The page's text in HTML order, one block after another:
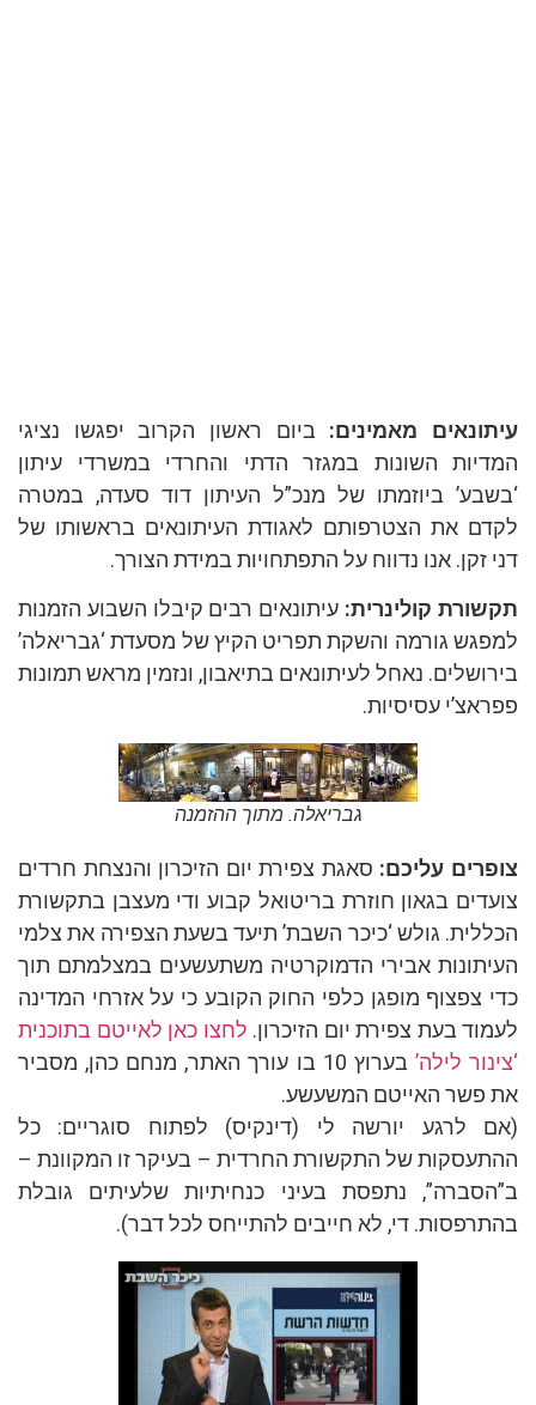
מאמינים:ביום ראשון הקרוב יפגשו נציגי
השונות במגזר הדתי והחרדי במשרדי עיתון
ביוזמתו של מנכ”ל העיתון דוד סעדה, במטרה
את הצטרפותם לאגודת העיתונאים בראשותו של
זקן. אנו נדווח על התפתחויות במידת הצורך.
קולינרית:עיתונאים רבים קיבלו השבוע הזמנות
גורמה והשקת תפריט הקיץ של מסעדת ‘גבריאלה’
נאחל לעיתונאים בתיאבון, ונזמין מראש תמונות
עסיסיות.
גבריאלה. מתוך ההזמנה
עליכם:סאגת צפירת יום הזיכרון והנצחת חרדים
בגאון חוזרת בריטואל קבוע ודי מעצבן בתקשורת
גולש ‘כיכר השבת’ תיעד בשעת הצפירה את צלמי
אבירי הדמוקרטיה משתעשעים במצלמתם תוך
צפצוף מופגן כלפי החוק הקובע כי על אזרחי המדינה
בעת צפירת יום הזיכרון.לחצו כאן לאייטם בתוכנית
לילה’
בערוץ 10 בו עורך האתר, מנחם כהן, מסביר
פשר האייטם המשעשע.
לרגע יורשה לי (דינקיס) לפתוח סוגריים: כל
של התקשורת החרדית – בעיקר זו המקוונת –
נתפסת בעיני כנחיתיות שלעיתים גובלת
די, לא חייבים להתייחס לכל דבר).